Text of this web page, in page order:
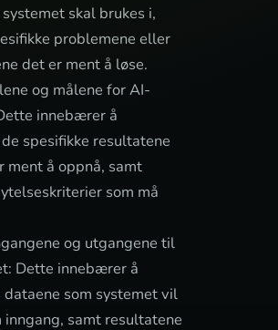
skal brukes i,
problemene eller
det er ment å løse.
og målene for AI-
innebærer å
spesifikke resultatene
ment å oppnå, samt
som må
og utgangene til
Dette innebærer å
som systemet vil
inngang, samt resultatene